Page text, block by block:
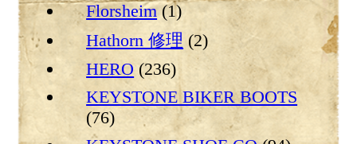
Florsheim(1)
Hathorn 修理 (2)
HERO (236)
KEYSTONE BIKER BOOTS
(76)